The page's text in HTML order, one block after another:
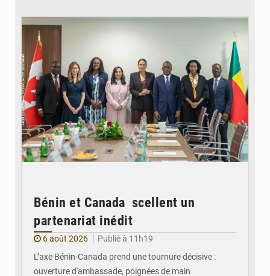
Bénin et Canada scellent un
partenariat inédit
6 août 2026
Publié à 11h19
L’axe Bénin-Canada prend une tournure décisive :
ouverture d'ambassade, poignées de main